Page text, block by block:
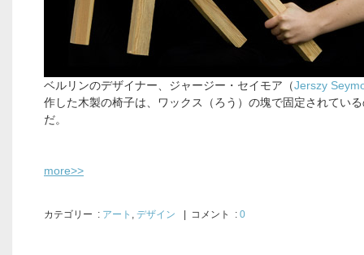
ベルリンのデザイナー、ジャージー・セイモア（Jerszy
作した木製の椅子は、ワックス（ろう）の塊で固定されてい
だ。
more>>
カテゴリー : アート , デザイン | コメント : 0